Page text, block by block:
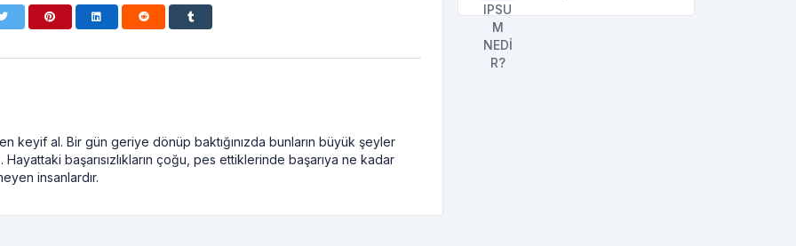
keyif al. Bir gün geriye dönüp baktığınızda bunların büyük şeyler
başarısızlıkların çoğu, pes ettiklerinde başarıya ne kadar
insanlardır.